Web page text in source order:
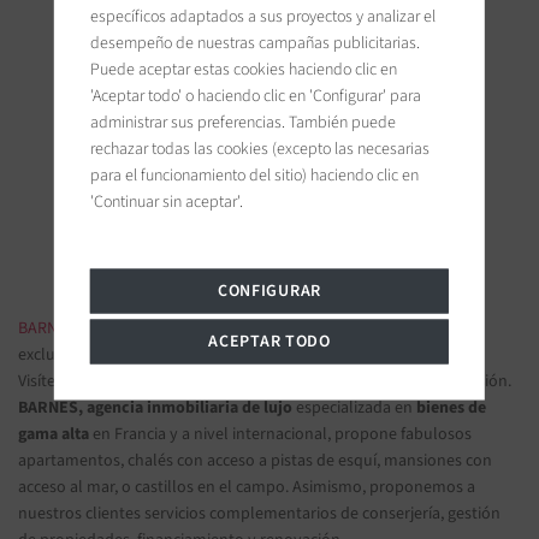
BARNES Ile de Ré
19 bis, Cours Félix Faure
17630 La Flotte-en-Ré, France
BARNES INMOBILIARIA DE LUJO- Las más bellas propiedades
exclusivas y apartamentos de lujo
Visítenos en nuestras oficinas y confíenos sus proyectos de inversión.
BARNES, agencia inmobiliaria de lujoespecializada enbienes de
gama alta en Francia y a nivel internacional, propone fabulosos
apartamentos, chalés con acceso a pistas de esquí, mansiones con
acceso al mar, o castillos en el campo. Asimismo, proponemos a
nuestros clientes servicios complementarios de conserjería, gestión
específicos adaptados a sus proyectos y analizar el
desempeño de nuestras campañas publicitarias.
Puede aceptar estas cookies haciendo clic en
'Aceptar todo' o haciendo clic en 'Configurar' para
administrar sus preferencias. También puede
rechazar todas las cookies (excepto las necesarias
para el funcionamiento del sitio) haciendo clic en
'Continuar sin aceptar'.
CONFIGURAR
ACEPTAR TODO